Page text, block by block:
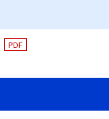
PDF